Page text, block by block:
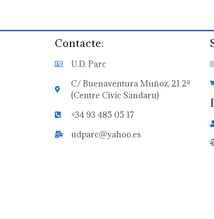
Contacte:
U.D. Parc
C/ Buenaventura Muñoz, 21 2ª
(Centre Civic Sandaru)
+34 93 485 05 17
udparc@yahoo.es